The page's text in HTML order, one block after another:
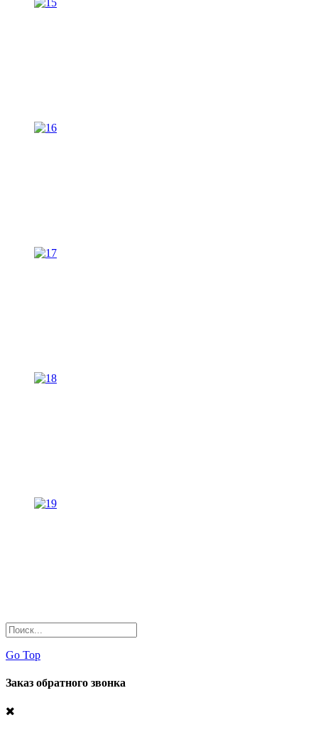
Go Top
Заказ обратного звонка